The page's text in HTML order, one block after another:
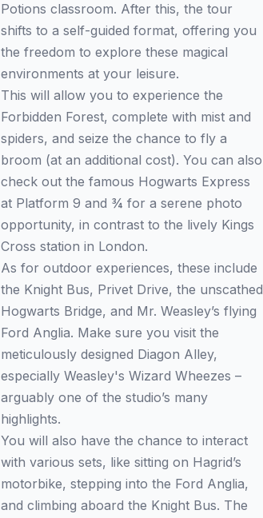
Potions classroom. After this, the tour
shifts to a self-guided format, offering you
the freedom to explore these magical
environments at your leisure.
This will allow you to experience the
Forbidden Forest, complete with mist and
spiders, and seize the chance to fly a
broom (at an additional cost). You can also
check out the famous Hogwarts Express
at Platform 9 and ¾ for a serene photo
opportunity, in contrast to the lively Kings
Cross station in London.
As for outdoor experiences, these include
the Knight Bus, Privet Drive, the unscathed
Hogwarts Bridge, and Mr. Weasley’s flying
Ford Anglia. Make sure you visit the
meticulously designed Diagon Alley,
especially Weasley's Wizard Wheezes –
arguably one of the studio’s many
highlights.
You will also have the chance to interact
with various sets, like sitting on Hagrid’s
motorbike, stepping into the Ford Anglia,
and climbing aboard the Knight Bus. The